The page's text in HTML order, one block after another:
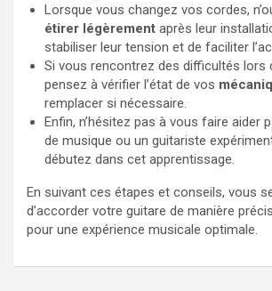
Lorsque vous changez vos cordes,
étirer légèrement après leur
stabiliser leur tension et de faciliter
Si vous rencontrez des difficultés lors
pensez à vérifier l’état de vos
remplacer si nécessaire.
Enfin, n’hésitez pas à vous faire aider
de musique ou un guitariste
débutez dans cet apprentissage.
En suivant ces étapes et conseils, vous
d’accorder votre guitare de manière
pour une expérience musicale optimale.